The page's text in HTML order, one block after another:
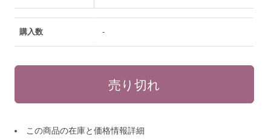
購入数 -
この商品の在庫と価格情報詳細